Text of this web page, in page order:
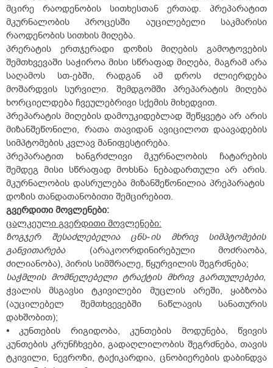
მცირე რაოდენობის სითხესთან ერთად. პრეპარატით
მკურნალობის პროცესში აუცილებელი საკმარისი
რაოდენობის სითხის მიღება.
პრერატის ერთჯერადი დოზის მიღების გამოტოვების
შემთხვევაში საჭიროა მისი სწრაფად მიღება, მაგრამ არა
საღამოს სთ-ებში, რადგან ამ დროს ძლიერდება
მოშარდვის სურვილი. შემდგომში პრეპარატის მიღება
ხორციელდება ჩვეულებრივი სქემის მიხედვით.
პრეპარატის მიღების დამოუკიდებლად შეწყვეტა არ არის
მიზანშეწონილი, რათა თავიდან ავიცილოთ დაავადების
სიმპტომების კვლავ მანიფესტირება.
პრეპარატით ხანგრძლივი მკურნალობის ჩატარების
შემდეგ მისი სწრაფად მოხსნა ნებადართული არ არის.
მკურნალობის დასრულება მიზანშეწონილია პრეპარატის
დოზის თანდათანობითი შემცირებით.
გვერდითი მოვლენები:
ცალკეული გვერდითი მოვლენები:
ზოგჯერ
შესაძლებელია ცნს-ის მხრივ
სიმპტომების
განვითარება (არაკოორდინირებული მოძრაობა,
ძილიანობა), პირის სიმშრალე, წყურვილის შეგრძნება;
საჭმლის მომნელებელი ტრაქტის მხრივ გართულებები,
ჭვალის მსგავსი ტკივილები მუცლის არეში, ყაბზობა
(აუცილებელ შემთხვევებში ნაწლავის სანათურის
დახშობით);
• კუნთების რიგიდობა, კუნთების მოდუნება, წვივის
კუნთების კრუნჩხვები, გადაღლილობის შეგრძნება, თავის
ტკივილი, ნევროზი, ტაქიკარდია, ცნობიერების დაბინდვა